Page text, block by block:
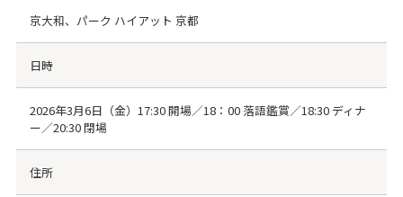
京大和、パーク ハイアット 京都
日時
2026年3月6日（金）17:30 開場／18：00 落語鑑賞／18:30 ディナ
ー／20:30 閉場
住所